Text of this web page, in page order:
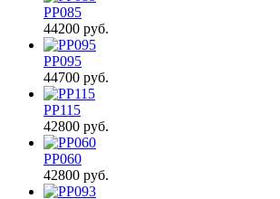
PP085
44200 руб.
PP095
44700 руб.
PP115
42800 руб.
PP060
42800 руб.